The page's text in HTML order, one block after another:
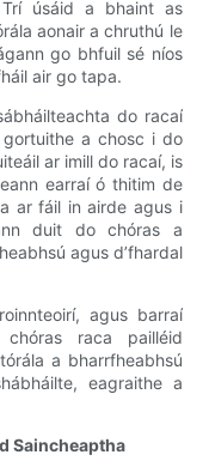
úsáid a bhaint as
aonair a chruthú le
go bhfuil sé níos
air go tapa.
do racaí
a chosc i do
ar imill do racaí, is
earraí ó thitim de
ar fáil in airde agus i
duit do chóras a
agus d’fhardal
agus barraí
raca pailléid
a bharrfheabhsú
eagraithe a
Saincheaptha